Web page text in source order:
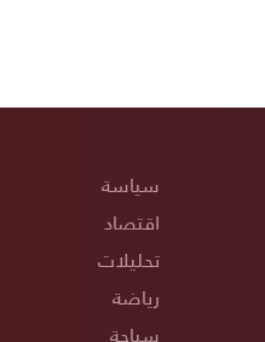
سياسة
اقتصاد
تحليلات
رياضة
سياحة